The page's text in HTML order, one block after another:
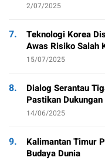
2/07/2025
7.
Teknologi Korea
Awas Risiko Salah
15/07/2025
8.
Dialog Serantau
Pastikan Dukungan
14/06/2025
9.
Kalimantan Timur
Budaya Dunia